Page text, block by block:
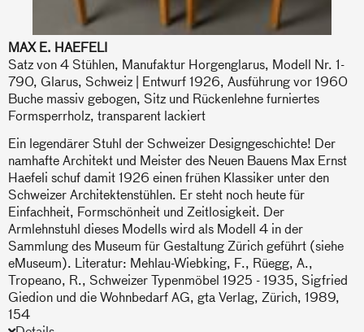
MAX E. HAEFELI
Satz von 4 Stühlen, Manufaktur Horgenglarus, Modell Nr. 1-
790, Glarus, Schweiz | Entwurf 1926, Ausführung vor 1960
Buche massiv gebogen, Sitz und Rückenlehne furniertes
Formsperrholz, transparent lackiert
Ein legendärer Stuhl der Schweizer Designgeschichte! Der
namhafte Architekt und Meister des Neuen Bauens Max Ernst
Haefeli schuf damit 1926 einen frühen Klassiker unter den
Schweizer Architektenstühlen. Er steht noch heute für
Einfachheit, Formschönheit und Zeitlosigkeit. Der
Armlehnstuhl dieses Modells wird als Modell 4 in der
Sammlung des Museum für Gestaltung Zürich geführt (siehe
eMuseum). Literatur: Mehlau-Wiebking, F., Rüegg, A.,
Tropeano, R., Schweizer Typenmöbel 1925 - 1935, Sigfried
Giedion und die Wohnbedarf AG, gta Verlag, Zürich, 1989,
154